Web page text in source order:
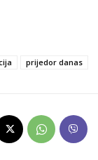
prijedor danas